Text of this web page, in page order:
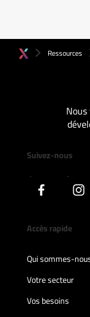
Ressources
Suivez-nous
Accès rapide
Qui sommes-
Votre secteur
Vos besoins